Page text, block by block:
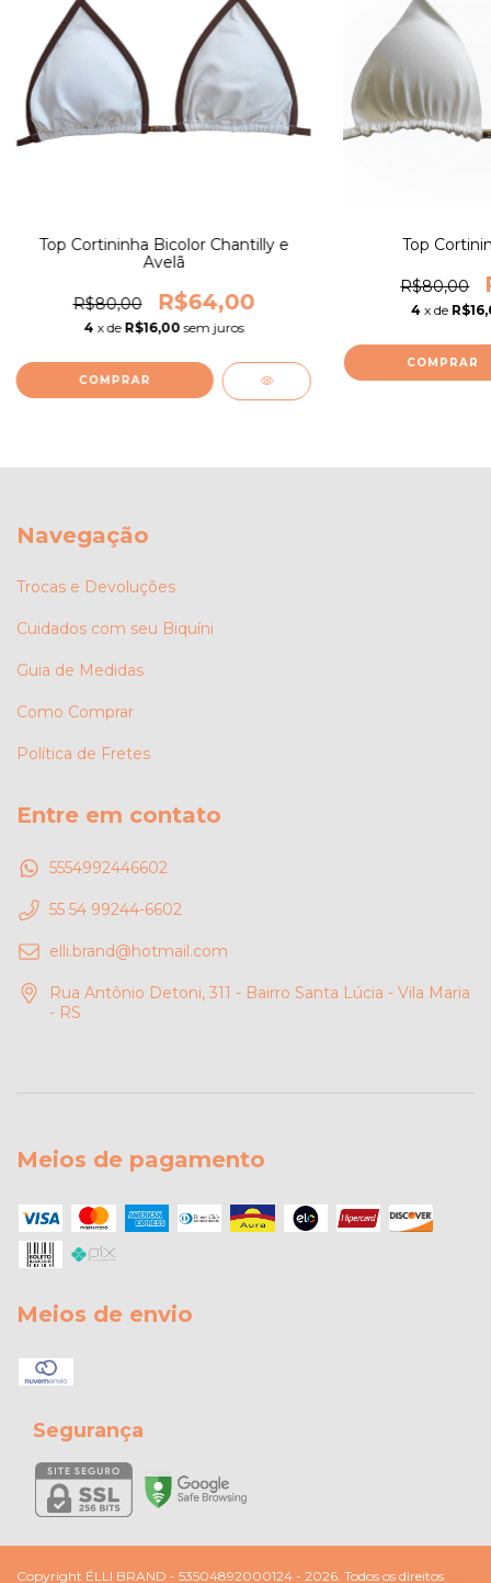
Top Cortininha Bicolor Chantilly e
Avelã
R$80,00 R$64,00
4 x de R$16,00 sem juros
COMPRAR
Top
R$80,00
4 x de
COMPRAR
Navegação
Trocas e Devoluções
Cuidados com seu Biquíni
Guia de Medidas
Como Comprar
Política de Fretes
Entre em contato
5554992446602
55 54 99244-6602
elli.brand@hotmail.com
Rua Antônio Detoni, 311 - Bairro Santa Lúcia - Vila Maria
- RS
Meios de pagamento
Meios de envio
Segurança
Copyright ÉLLI BRAND - 53504892000124 - 2026. Todos os direitos